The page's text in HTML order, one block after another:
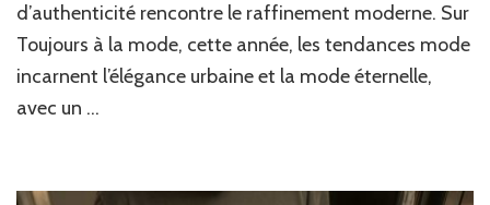
mode
d’authenticité rencontre le raffinement moderne. Sur
Toujours à la mode, cette année, les tendances mode
incarnent l’élégance urbaine et la mode éternelle,
avec un …